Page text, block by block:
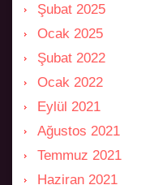
Şubat 2025
Ocak 2025
Şubat 2022
Ocak 2022
Eylül 2021
Ağustos 2021
Temmuz 2021
Haziran 2021